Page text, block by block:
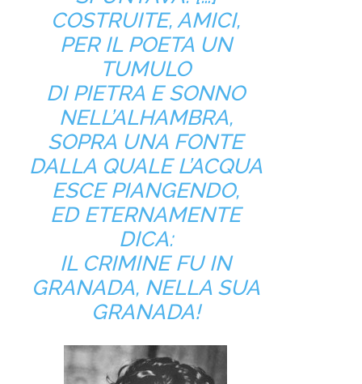
COSTRUITE, AMICI,
PER IL POETA UN
TUMULO
DI PIETRA E SONNO
NELL’ALHAMBRA,
SOPRA UNA FONTE
DALLA QUALE L’ACQUA
ESCE PIANGENDO,
ED ETERNAMENTE
DICA:
IL CRIMINE FU IN
GRANADA, NELLA SUA
GRANADA!